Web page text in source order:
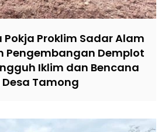
Pokja Proklim Sadar Alam
Pengembangan Demplot
Iklim dan Bencana
Desa Tamong